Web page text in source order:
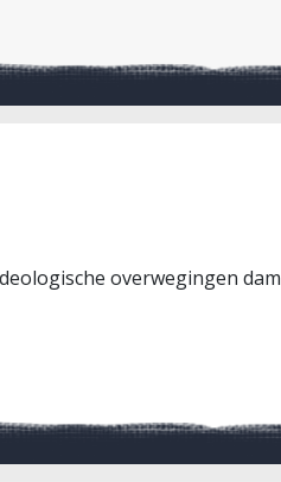
overwegingen dam